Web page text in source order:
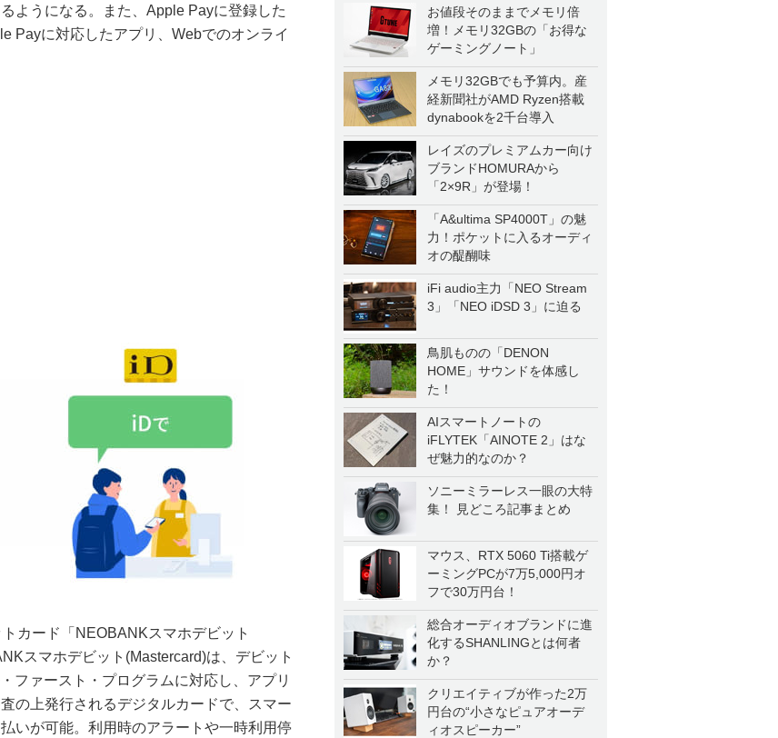
お値段そのままでメモリ倍
増！メモリ32GBの「お得な
ゲーミングノート」
メモリ32GBでも予算内。産
経新聞社がAMD Ryzen搭載
dynabookを2千台導入
レイズのプレミアムカー向け
ブランドHOMURAから
「2×9R」が登場！
「A&ultima SP4000T」の魅
力！ポケットに入るオーディ
オの醍醐味
iFi audio主力「NEO Stream
3」「NEO iDSD 3」に迫る
鳥肌ものの「DENON
HOME」サウンドを体感し
た！
AIスマートノートの
iFLYTEK「AINOTE 2」はな
ぜ魅力的なのか？
ソニーミラーレス一眼の大特
集！ 見どころ記事まとめ
マウス、RTX 5060 Ti搭載ゲ
ーミングPCが7万5,000円オ
フで30万円台！
総合オーディオブランドに進
化するSHANLINGとは何者
か？
クリエイティブが作った2万
円台の“小さなピュアオーデ
ィオスピーカー”
ようになる。また、Apple Payに登録した
Payに対応したアプリ、Webでのオンライ
カード「NEOBANKスマホデビット
スマホデビット(Mastercard)は、デビット
ファースト・プログラムに対応し、アプリ
の上発行されるデジタルカードで、スマー
いが可能。利用時のアラートや一時利用停